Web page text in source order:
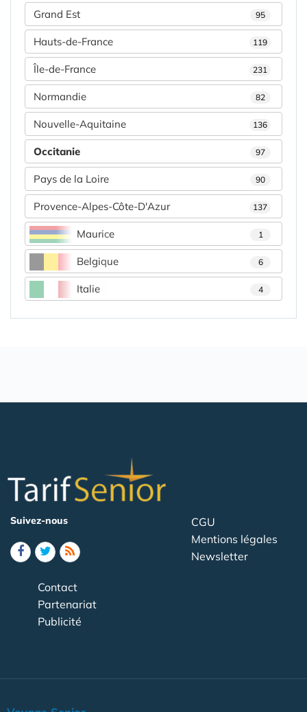
Grand Est 95
Hauts-de-France 119
Île-de-France 231
Normandie 82
Nouvelle-Aquitaine 136
Occitanie 97
Pays de la Loire 90
Provence-Alpes-Côte-D'Azur 137
Maurice 1
Belgique 6
Italie 4
Suivez-nous
CGU
Mentions légales
Newsletter
Contact
Partenariat
Publicité